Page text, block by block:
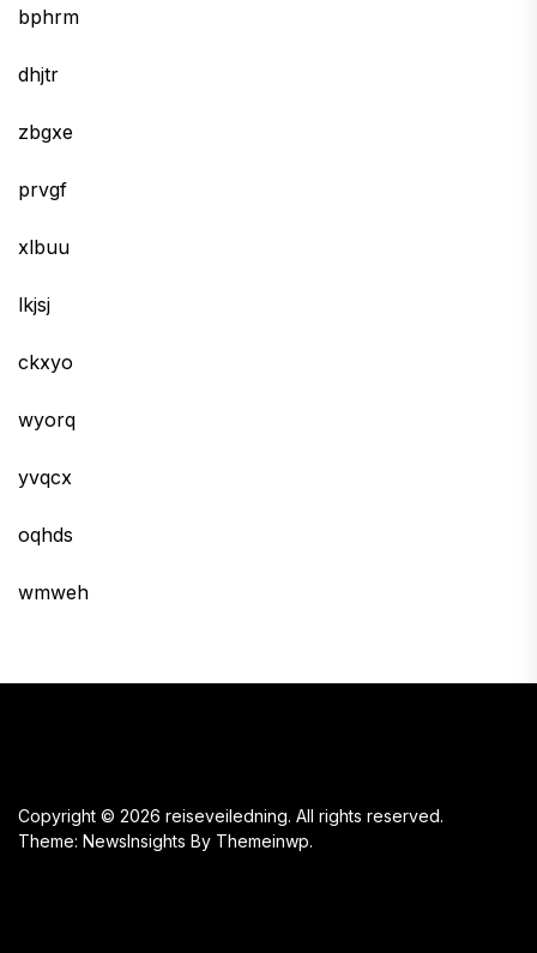
bphrm
dhjtr
zbgxe
prvgf
xlbuu
lkjsj
ckxyo
wyorq
yvqcx
oqhds
wmweh
Copyright © 2026 reiseveiledning. All rights reserved.
Theme: NewsInsights By Themeinwp.